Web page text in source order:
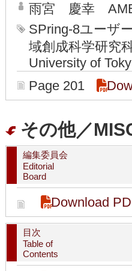
雨宮 慶幸
SPring-8ユーザ
域創成科学研究
University of
Page 201
その他／
編集委員会
Editorial
Board
Download
目次
Table of
Contents